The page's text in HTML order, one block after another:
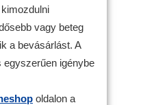
vagy beteg
a bevásárlást. A
egyszerűen igénybe
oldalon a